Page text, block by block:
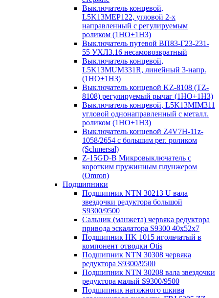
Выключатель концевой,
L5K13MEP122, угловой 2-х
направленный с регулируемым
роликом (1НО+1НЗ)
Выключатель путевой ВП83-Г23-231-
55 УХЛ3.16 несамовозвратный
Выключатель концевой,
L5K13MUM331R, линейный 3-напр.
(1НО+1НЗ)
Выключатель концевой KZ-8108 (TZ-
8108) регулируемый рычаг (1НО+1НЗ)
Выключатель концевой, L5K13MIM311
угловой однонаправленный с металл.
роликом (1НО+1НЗ)
Выключатель концевой Z4V7H-11z-
1058/2654 с большим рег. роликом
(Schmersal)
Z-15GD-B Микровыключатель с
коротким пружинным плунжером
(Omron)
Подшипники
Подшипник NTN 30213 U вала
звездочки редуктора большой
S9300/9500
Сальник (манжета) червяка редуктора
привода эскалатора S9300 40х52х7
Подшипник HK 1015 игольчатый в
компонент отводки Otis
Подшипник NTN 30308 червяка
редуктора S9300/9500
Подшипник NTN 30208 вала звездочки
редуктора малый S9300/9500
Подшипник натяжного шкива